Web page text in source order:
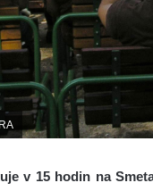
v 15 hodin na